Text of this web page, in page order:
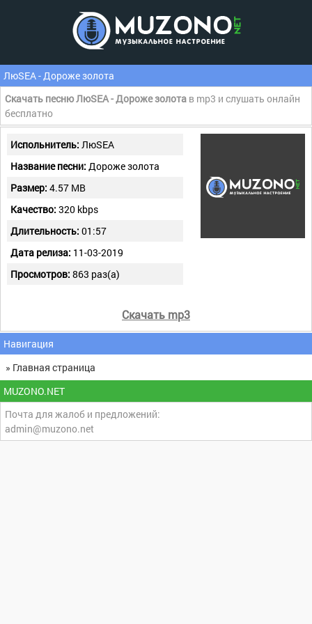
ЛюSEA - Дороже золота
Скачать песню ЛюSEA - Дороже золота в mp3 и слушать онлайн
бесплатно
Испольнитель: ЛюSEA
Название песни: Дороже золота
Размер: 4.57 MB
Качество: 320 kbps
Длительность: 01:57
Дата релиза: 11-03-2019
Просмотров: 863 раз(а)
Скачать mp3
Навигация
» Главная страница
MUZONO.NET
Почта для жалоб и предложений:
admin@muzono.net